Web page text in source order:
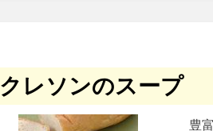
クレソンのスープ
豊